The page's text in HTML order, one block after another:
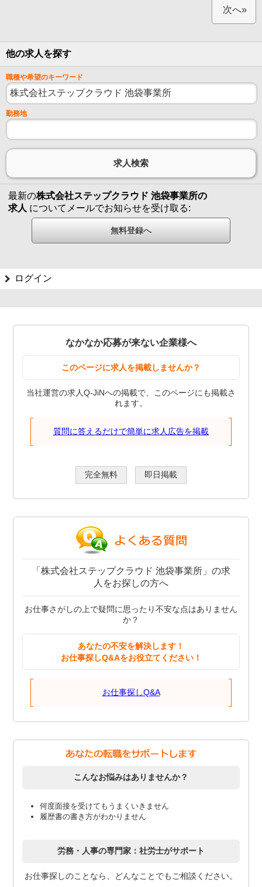
次へ»
他の求人を探す
職種や希望のキーワード
勤務地
最新の株式会社ステップクラウド 池袋事業所の
求人 についてメールでお知らせを受け取る:
ログイン
なかなか応募が来ない企業様へ
このページに求人を掲載しませんか？
当社運営の求人Q-JiNへの掲載で、このページにも掲載さ
れます。
質問に答えるだけで簡単に求人広告を掲載
完全無料 即日掲載
「株式会社ステップクラウド 池袋事業所」の求
人をお探しの方へ
お仕事さがしの上で疑問に思ったり不安な点はありません
か？
あなたの不安を解決します！
お仕事探しQ&Aをお役立てください！
お仕事探しQ&A
こんなお悩みはありませんか？
何度面接を受けてもうまくいきません
履歴書の書き方がわかりません
労務・人事の専門家：社労士がサポート
お仕事探しのことなら、どんなことでもご相談ください。